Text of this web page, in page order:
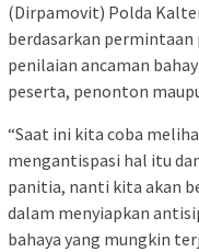
(Dirpamovit) Polda
berdasarkan
penilaian ancaman
peserta, penonton
“Saat ini kita coba
mengantispasi hal itu
panitia, nanti kita akan
dalam menyiapkan
bahaya yang mungkin